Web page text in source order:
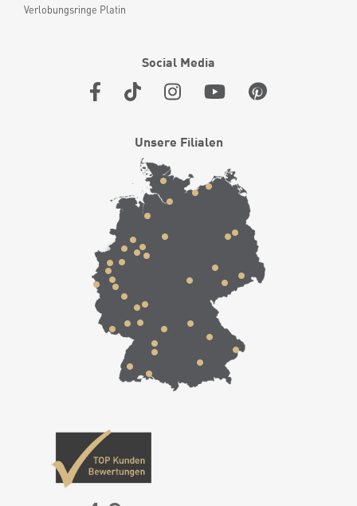
Verlobungsringe Platin
Social Media
Unsere Filialen